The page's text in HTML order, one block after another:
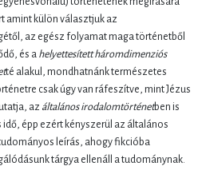
amint külön választjuk az
az egész folyamat maga történetből
és a helyettesített háromdimenziós
té alakul, mondhatnánk természetes
csak úgy van ráfeszítve, mint Jézus
az általános irodalomtörténetben is
épp ezért kényszerül az általános
leírás, ahogy fikcióba
tárgya ellenáll a tudománynak.